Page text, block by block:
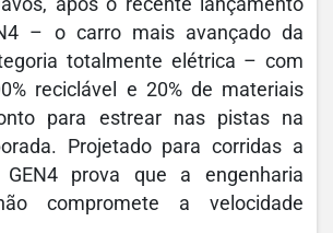
após o recente lançamento
– o carro mais avançado da
totalmente elétrica – com
reciclável e 20% de materiais
para estrear nas pistas na
Projetado para corridas a
prova que a engenharia
compromete a velocidade